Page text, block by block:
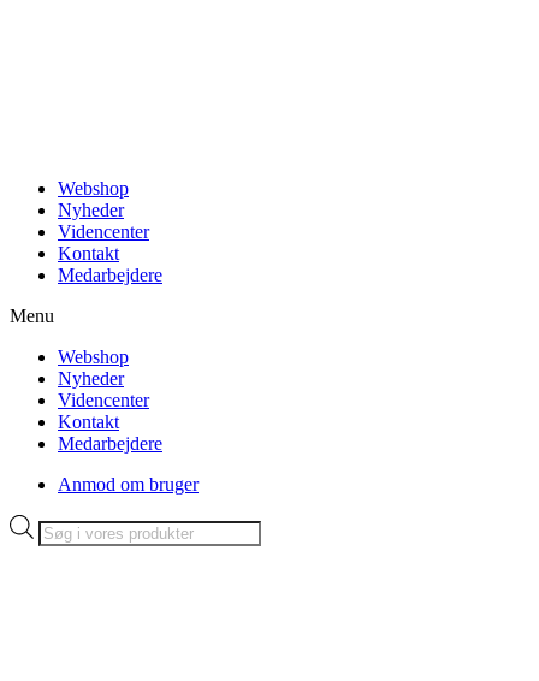
Webshop
Nyheder
Videncenter
Kontakt
Medarbejdere
Menu
Webshop
Nyheder
Videncenter
Kontakt
Medarbejdere
Anmod om bruger
Products
search